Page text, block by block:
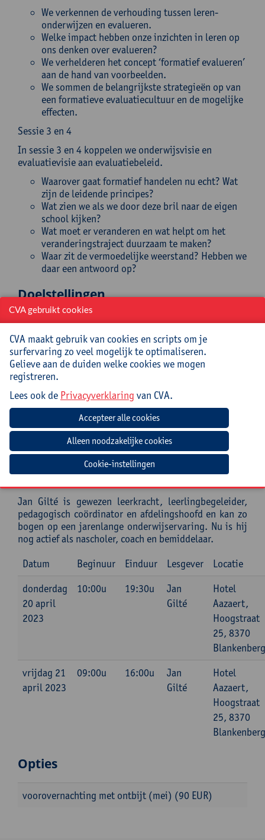
We verkennen de verhouding tussen leren-
onderwijzen en evalueren.
Welke impact hebben onze inzichten in leren op
ons denken over evalueren?
We verhelderen het concept ‘formatief evalueren’
aan de hand van voorbeelden.
We sommen de belangrijkste strategieën op van
een formatieve evaluatiecultuur en de mogelijke
effecten.
Sessie 3 en 4
In sessie 3 en 4 koppelen we onderwijsvisie en
evaluatievisie aan evaluatiebeleid.
Waarover gaat formatief handelen nu echt? Wat
zijn de leidende principes?
Wat zien we als we door deze bril naar de eigen
school kijken?
Wat moet er veranderen en wat helpt om het
veranderingstraject duurzaam te maken?
Waar zit de vermoedelijke weerstand? Hebben we
daar een antwoord op?
Doelstellingen
verwoorden de relatie tussen onderwijzen-leren-
evalueren
weten hoe onze ‘leerhersenen’ werken en hoe
onderwijs zich daar kan op afstemmen
kunnen de ingrediënten van een formatieve
aanpak opsommen
zijn zich bewust van het belang van deze aanpak
geven een aanzet voor een vervolgplan van
aanpak op de eigen school
Begeleiding
Jan Gilté is gewezen leerkracht, leerlingbegeleider,
pedagogisch coördinator en afdelingshoofd en kan zo
bogen op een jarenlange onderwijservaring. Nu is hij
nog actief als nascholer, coach en bemiddelaar.
Datum
Beginuur Einduur Lesgever
Locatie
donderdag
20 april
2023
10:00u 19:30u
Jan
Gilté
Hotel
Aazaert,
Hoogstraat
25, 8370
vrijdag 21
april 2023
09:00u 16:00u
Jan
Gilté
Hotel
Aazaert,
Hoogstraat
25, 8370
Opties
voorovernachting met ontbijt (mei) (90 EUR)
CVA gebruikt cookies
CVA maakt gebruik van cookies en scripts om je
surfervaring zo veel mogelijk te optimaliseren.
Gelieve aan de duiden welke cookies we mogen
registreren.
Lees ook de Privacyverklaring van CVA.
Cookie-instellingen